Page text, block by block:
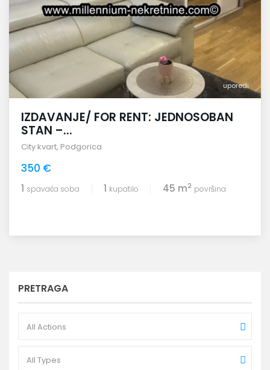
uporedi
IZDAVANJE/ FOR RENT: JEDNOSOBAN
STAN –...
City kvart, Podgorica
350 €
1 spavaća soba 1 kupatilo 45 m2 površina
PRETRAGA
All Actions
All Types